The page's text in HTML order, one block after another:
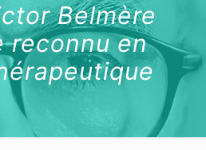
Belmère
reconnu en